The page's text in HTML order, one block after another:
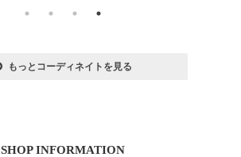
もっとコーディネイトを見る
SHOP INFORMATION